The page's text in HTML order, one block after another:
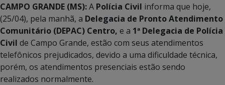
CAMPO GRANDE (MS):A Polícia Civil informa que hoje,
(25/04), pela manhã, a Delegacia de Pronto Atendimento
Comunitário (DEPAC) Centro, e a 1ª Delegacia de Polícia
Civil de Campo Grande, estão com seus atendimentos
telefônicos prejudicados, devido a uma dificuldade técnica,
porém, os atendimentos presenciais estão sendo
realizados normalmente.